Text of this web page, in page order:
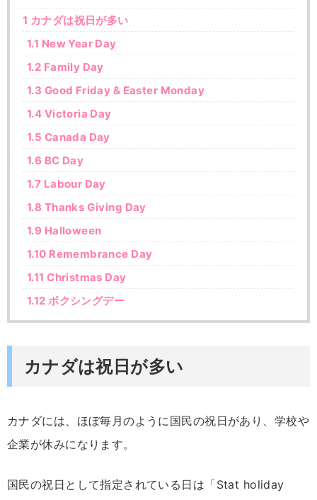
1 カナダは祝日が多い
1.1 New Year Day
1.2 Family Day
1.3 Good Friday & Easter Monday
1.4 Victoria Day
1.5 Canada Day
1.6 BC Day
1.7 Labour Day
1.8 Thanks Giving Day
1.9 Halloween
1.10 Remembrance Day
1.11 Christmas Day
1.12 ボクシングデー
カナダは祝日が多い
カナダには、ほぼ毎月のように国民の祝日があり、学校や
企業が休みになります。
国民の祝日として指定されている日は「Stat holiday